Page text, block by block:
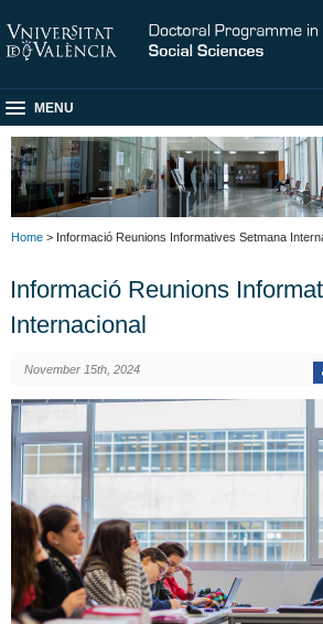
MENU
Home > Informació Reunions Informatives Setmana
Informació Reunions
Internacional
November 15th, 2024